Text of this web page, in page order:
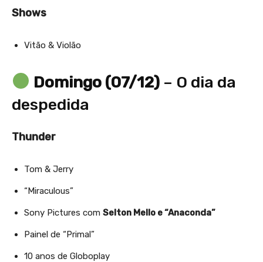
Shows
Vitão & Violão
Domingo (07/12)– O dia da
despedida
Thunder
Tom & Jerry
“Miraculous”
Sony Pictures com Selton Mello e “Anaconda”
Painel de “Primal”
10 anos de Globoplay